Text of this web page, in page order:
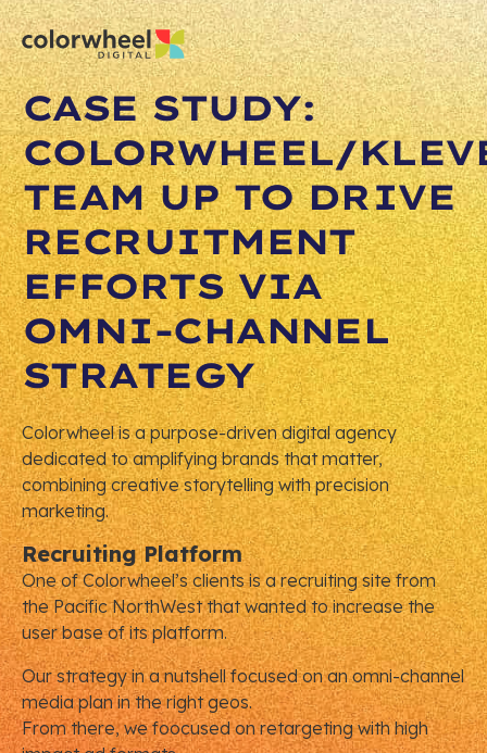
CASE STUDY:
COLORWHEEL/
TEAM UP TO DRIVE
RECRUITMENT
EFFORTS VIA
OMNI-CHANNEL
STRATEGY
Colorwheel is a purpose-driven digital agency
dedicated to amplifying brands that matter,
combining creative storytelling with precision
marketing.
Recruiting Platform
One of Colorwheel’s clients is a recruiting site from
the Pacific NorthWest that wanted to increase the
user base of its platform.
Our strategy in a nutshell focused on an omni-channel
media plan in the right geos.
From there, we foocused on retargeting with high